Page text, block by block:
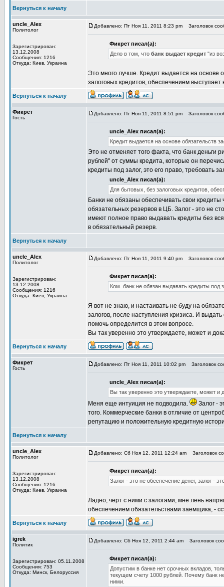
Вернуться к началу
uncle_Alex
Политолог
Зарегистрирован:
13.12.2008
Сообщения: 1216
Откуда: Киев, Украина
Добавлено: Пт Ноя 11, 2011 8:23 pm Заголовок
Фикрет писал(а):
Дело в том, что банк выдает кредит "из
Это много лучше. Кредит выдается на основе
залоговых кредитов, обеспечением
Вернуться к началу
Фикрет
Гость
Добавлено: Пт Ноя 11, 2011 8:51 pm Заголовок
uncle_Alex писал(а):
Кредит выдается на основе обязательств
Это не отменяет того факта, что банк деньги
рублей" от суммы кредита, которые он
кредиты под залог, это его право, требовать
uncle_Alex писал(а):
Для бытовых, без залоговых кредитов,
Банки не обязаны обеспечивать свои
обязательных резервов в ЦБ. Залог - это не
имеют полное право выдавать кредиты без
в обязательный резерв.
Вернуться к началу
uncle_Alex
Политолог
Зарегистрирован:
13.12.2008
Сообщения: 1216
Откуда: Киев, Украина
Добавлено: Пт Ноя 11, 2011 9:40 pm Заголовок
Фикрет писал(а):
Ком. банк не обязан выдавать кредиты под
Я вот не знаю, и настаивать не буду на
залогов, после наступления кризиса. И
помочь определится в этом вопросе.
Вы так уверенно это утверждаете, может и
Вернуться к началу
Фикрет
Гость
Добавлено: Пт Ноя 11, 2011 10:02 pm Заголовок
uncle_Alex писал(а):
Вы так уверенно это утверждаете, может и
Меня еще интуиция не подводила.
Залог -
того. Коммерческие банки в отличие от
репутацию и положительную кредитную
Вернуться к началу
uncle_Alex
Политолог
Зарегистрирован:
13.12.2008
Сообщения: 1216
Откуда: Киев, Украина
Добавлено: Сб Ноя 12, 2011 12:24 am Заголовок
Фикрет писал(а):
Залог - это не обеспечение денег, залог -
Ладно, черт с ними с залогами, мне лень
обеспечением обязательствами заемщика, -
Вернуться к началу
igrek
Политик
Зарегистрирован: 05.11.2008
Сообщения: 753
Откуда: Минск, Белоруссия
Добавлено: Сб Ноя 12, 2011 2:44 am Заголовок
Фикрет писал(а):
Допустим в банке нет срочных вкладов,
текущем счету 1000 рублей. Почему банк
ними.